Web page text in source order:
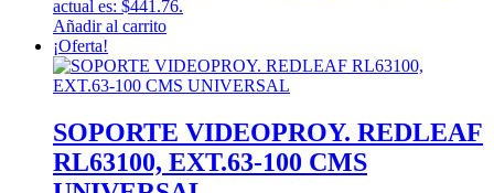
actual es: $441.76.
Añadir al carrito
¡Oferta!
SOPORTE VIDEOPROY. REDLEAF
RL63100, EXT.63-100 CMS